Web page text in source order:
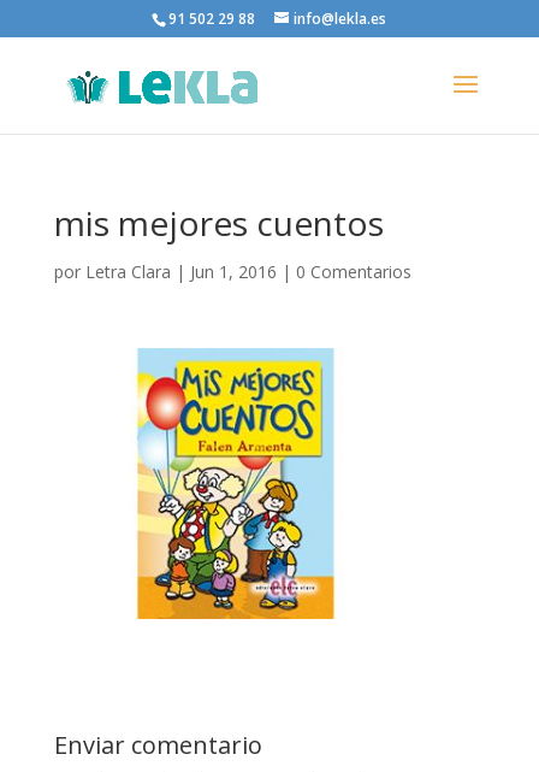
91 502 29 88 info@lekla.es
mis mejores cuentos
por Letra Clara | Jun 1, 2016 | 0 Comentarios
Enviar comentario